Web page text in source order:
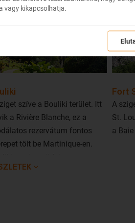
szíve a Bouliki terület. Itt
a Rivière Blanche, ez a
rezervátum fontos
tölt be Martinique-en.
a sziget tüdeje.
Fort
A
St.
a
vagy kikapcsolhatja.